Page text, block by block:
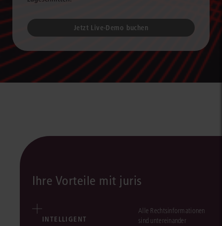
Jetzt Live-Demo buchen
Ihre Vorteile mit juris
INTELLIGENT
Alle Rechtsinformationen
sind untereinander